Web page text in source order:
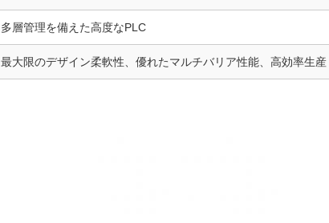
多層管理を備えた高度なPLC
最大限のデザイン柔軟性、優れたマルチバリア性能、高効率生産